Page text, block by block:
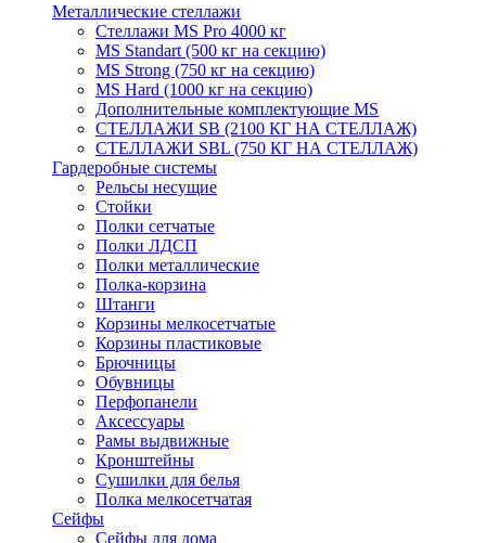
Металлические стеллажи
Стеллажи MS Pro 4000 кг
MS Standart (500 кг на секцию)
MS Strong (750 кг на секцию)
MS Hard (1000 кг на секцию)
Дополнительные комплектующие MS
СТЕЛЛАЖИ SB (2100 КГ НА СТЕЛЛАЖ)
СТЕЛЛАЖИ SBL (750 КГ НА СТЕЛЛАЖ)
Гардеробные системы
Рельсы несущие
Стойки
Полки сетчатые
Полки ЛДСП
Полки металлические
Полка-корзина
Штанги
Корзины мелкосетчатые
Корзины пластиковые
Брючницы
Обувницы
Перфопанели
Аксессуары
Рамы выдвижные
Кронштейны
Сушилки для белья
Полка мелкосетчатая
Сейфы
Сейфы для дома